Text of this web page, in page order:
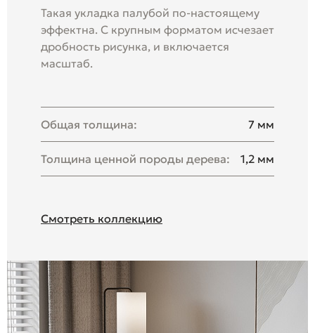
Такая укладка палубой по-настоящему
эффектна. С крупным форматом исчезает
дробность рисунка, и включается
масштаб.
Общая толщина: 7 мм
Толщина ценной породы дерева: 1,2 мм
Смотреть коллекцию